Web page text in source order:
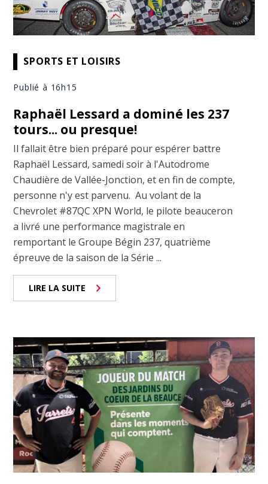
SPORTS ET LOISIRS
Publié à 16h15
Raphaël Lessard a dominé les 237
tours... ou presque!
Il fallait être bien préparé pour espérer battre
Raphaël Lessard, samedi soir à l'Autodrome
Chaudière de Vallée-Jonction, et en fin de compte,
personne n'y est parvenu. Au volant de la
Chevrolet #87QC XPN World, le pilote beauceron
a livré une performance magistrale en
remportant le Groupe Bégin 237, quatrième
épreuve de la saison de la Série ...
LIRE LA SUITE